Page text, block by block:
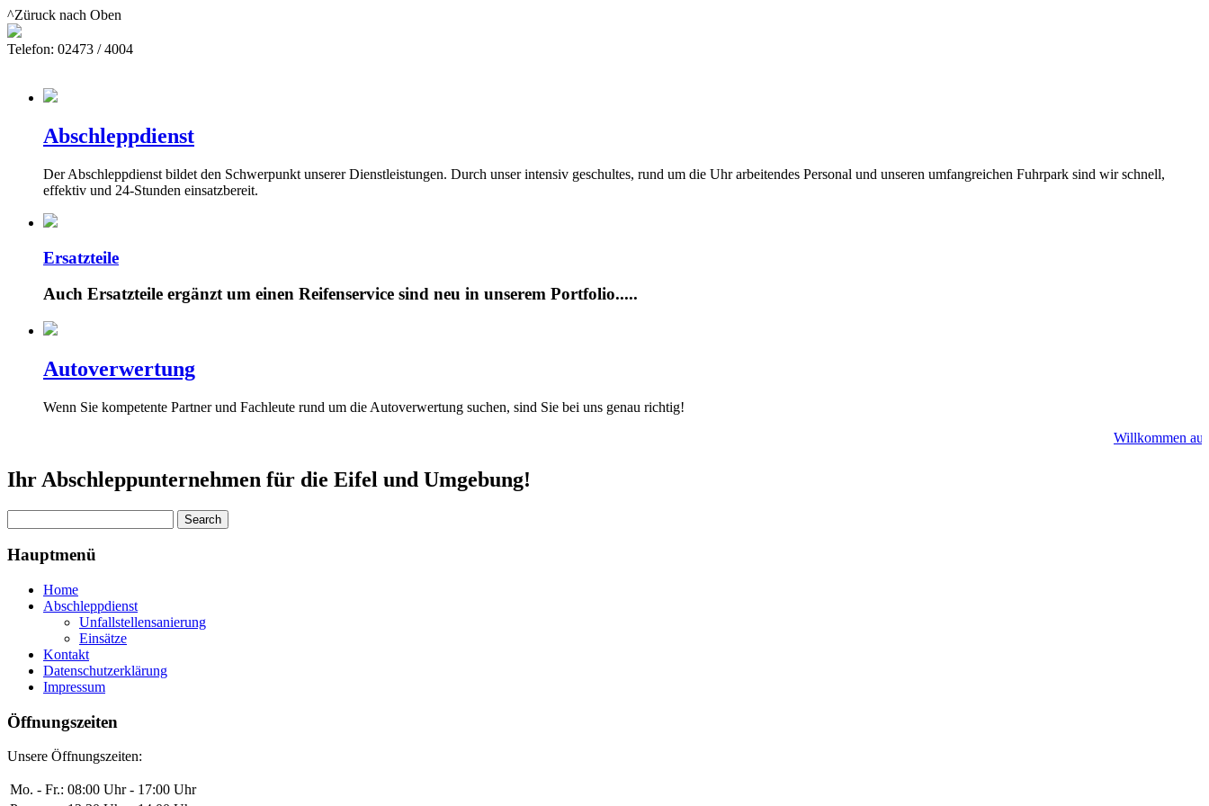
^Züruck nach Oben
Telefon: 02473 / 4004
Abschleppdienst
Der Abschleppdienst bildet den Schwerpunkt unserer Dienstleistungen. Durch unser intensiv geschultes, rund um die Uhr arbeitendes Personal und unseren umfangreichen Fuhrpark sind wir schnell,
effektiv und 24-Stunden einsatzbereit.
Ersatzteile
Auch Ersatzteile ergänzt um einen Reifenservice sind neu in unserem Portfolio.....
Autoverwertung
Wenn Sie kompetente Partner und Fachleute rund um die Autoverwertung suchen, sind Sie bei uns genau richtig!
Willkommen
Ihr Abschleppunternehmen für die Eifel und Umgebung!
Hauptmenü
Home
Abschleppdienst
Unfallstellensanierung
Einsätze
Kontakt
Datenschutzerklärung
Impressum
Öffnungszeiten
Unsere Öffnungszeiten:
Mo. - Fr.: 08:00 Uhr - 17:00 Uhr